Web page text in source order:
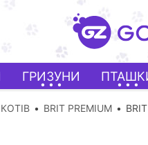
ГРИЗУНИ
BRIT PREMIUM